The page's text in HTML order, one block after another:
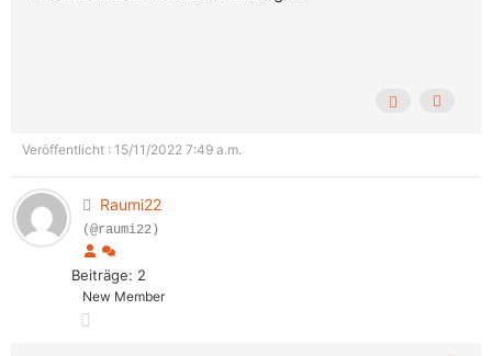
Veröffentlicht : 15/11/2022 7:49 a.m.
Raumi22
(@raumi22)
Beiträge: 2
New Member